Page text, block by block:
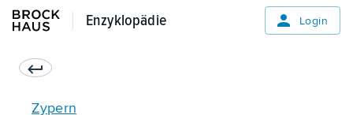
Enzyklopädie
Enzyklopädie Login
Zypern